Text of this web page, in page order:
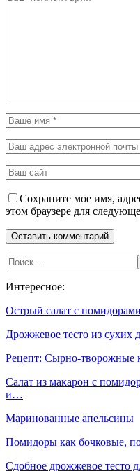
Сохраните мое имя,
этом браузере для
Интересное:
Острый салат с
Дрожжевое тесто из сухих
Рецепт: Сырно-творожные
Салат из макарон с
и…
Маринованные апельсины
Помидоры как бочковые,
Сдобное дрожжевое тесто